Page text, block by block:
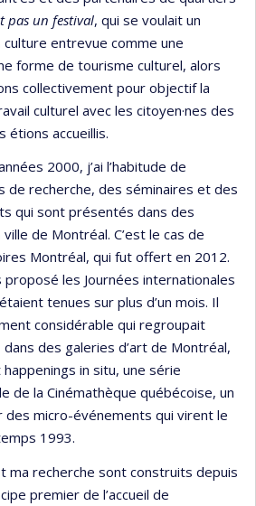
pas un festival, qui se voulait un
entrevue comme une
forme de tourisme culturel, alors
collectivement pour objectif la
culturel avec les citoyen·nes des
étions accueillis.
2000, j’ai l’habitude de
de recherche, des séminaires et des
qui sont présentés dans des
de Montréal. C’est le cas de
Montréal, qui fut offert en 2012.
proposé les Journées internationales
tenues sur plus d’un mois. Il
considérable qui regroupait
des galeries d’art de Montréal,
in situ, une série
de la Cinémathèque québécoise, un
des micro-événements qui virent le
1993.
ma recherche sont construits depuis
premier de l’accueil de